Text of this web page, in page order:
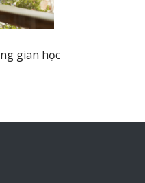
gian học